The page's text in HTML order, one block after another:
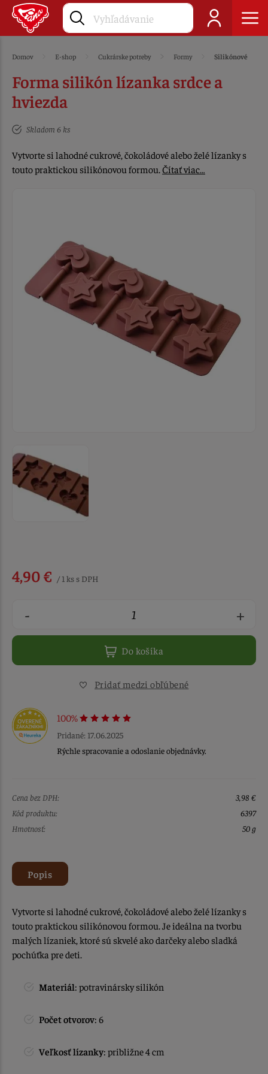
Domov E-shop Cukrárske potreby Formy Silikónové
Forma silikón lízanka srdce a
hviezda
Skladom 6 ks
Vytvorte si lahodné cukrové, čokoládové alebo želé lízanky s
touto praktickou silikónovou formou.Čítať viac…
4,90 € / 1 ks s DPH
- +
Do košíka
Pridať medzi obľúbené
100%
Pridané: 17.06.2025
Rýchle spracovanie a odoslanie objednávky.
Cena bez DPH:
3,98 €
Kód produktu:
6397
Hmotnosť:
50 g
Popis
Vytvorte si lahodné cukrové, čokoládové alebo želé lízanky s
touto praktickou silikónovou formou. Je ideálna na tvorbu
malých lízaniek, ktoré sú skvelé ako darčeky alebo sladká
pochúťka pre deti.
Materiál: potravinársky silikón
Počet otvorov: 6
Veľkosť lízanky: približne 4 cm